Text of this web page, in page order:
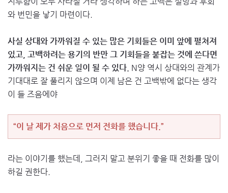
와 번민을 낳기 마련이다.
사실 상대와 가까워질 수 있는 많은 기회들은 이미 앞에 펼쳐져
있고, 고백하려는 용기의 반만 그 기회들을 붙잡는 것에 쓴다면
가까워지는 건 쉬운 일이 될 수 있다. N양 역시 상대와의 관계가
기대대로 잘 풀리지 않으며 이제 남은 건 고백밖에 없다는 생각
이 들 즈음에야
“이 날 제가 처음으로 먼저 전화를 했습니다.”
라는 이야기를 했는데, 그러지 말고 분위기 좋을 때 전화를 많이
하길 권한다.